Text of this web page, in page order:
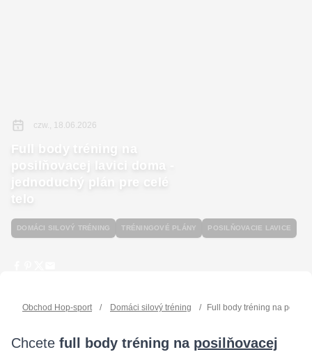
czw., 18.06.2026
Full body tréning na
posilňovacej lavici doma -
jednoduchý plán pre celé
telo
DOMÁCI SILOVÝ TRÉNING TRÉNINGOVÉ PLÁNY POSILŇOVACIE LAVICE
Obchod Hop-sport / Domáci silový tréning / Full body tréning na
Chcete full body tréning na posilňovacej